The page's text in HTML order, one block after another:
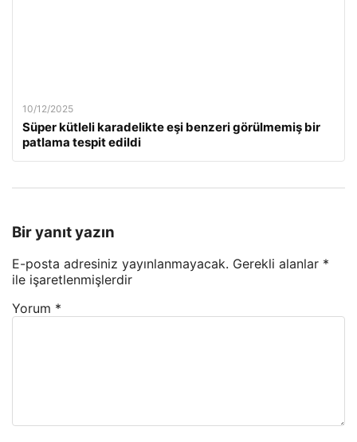
10/12/2025
Süper kütleli karadelikte eşi benzeri görülmemiş bir
patlama tespit edildi
Bir yanıt yazın
E-posta adresiniz yayınlanmayacak. Gerekli alanlar *
ile işaretlenmişlerdir
Yorum *